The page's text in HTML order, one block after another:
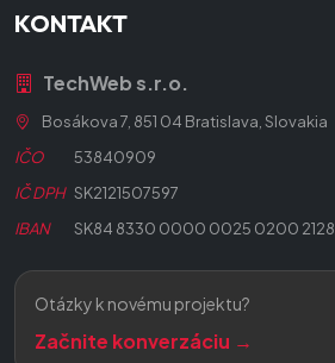
KONTAKT
TechWeb s.r.o.
Bosákova 7, 851 04 Bratislava, Slovakia
IČO
53840909
IČ DPH SK2121507597
IBAN
SK84 8330 0000 0025 0200 2128
Otázky k novému projektu?
Začnite konverzáciu →